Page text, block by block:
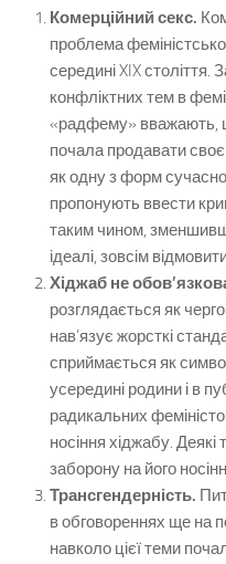
Комерційний секс.
проблема
середині XIX століття.
конфліктних тем в
«радфему» вважають,
почала продавати своє
як одну з форм
пропонують ввести
таким чином,
ідеалі, зовсім
Хіджаб не
розглядається як
нав’язує жорсткі
сприймається як
усередині родини і в
радикальних
носіння хіджабу.
заборону на його
Трансгендерність.
в обговореннях ще на
навколо цієї теми